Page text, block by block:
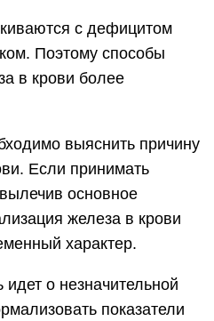
с дефицитом
Поэтому способы
в крови более
выяснить причину
Если принимать
основное
железа в крови
характер.
о незначительной
показатели